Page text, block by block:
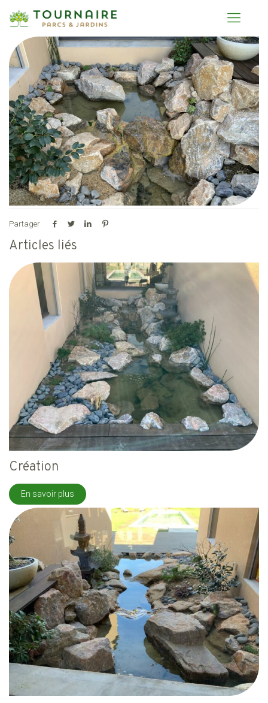
Partager
Articles liés
Création
En savoir plus